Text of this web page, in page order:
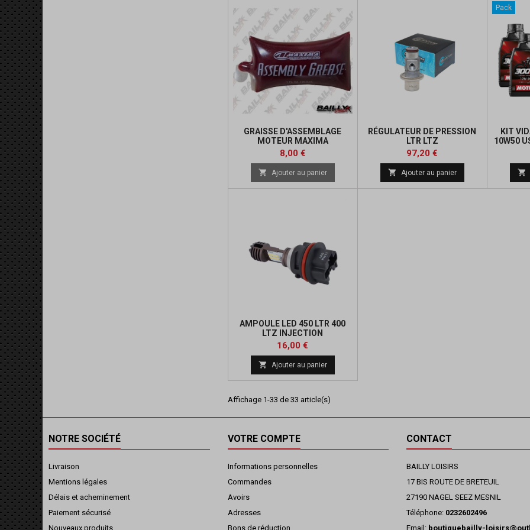
GRAISSE D'ASSEMBLAGE
MOTEUR MAXIMA
Prix
8,00 €
 Ajouter au panier
RÉGULATEUR DE PRESSION
LTR LTZ
Prix
97,20 €
 Ajouter au panier
Pack
KIT
10W50

AMPOULE LED 450 LTR 400
LTZ INJECTION
Prix
16,00 €
 Ajouter au panier
Affichage 1-33 de 33 article(s)
NOTRE SOCIÉTÉ
Livraison
Mentions légales
Délais et acheminement
Paiement sécurisé
Nouveaux produits
VOTRE COMPTE
Informations personnelles
Commandes
Avoirs
Adresses
Bons de réduction
CONTACT
BAILLY LOISIRS
17 BIS ROUTE DE BRETEUIL
27190 NAGEL SEEZ MESNIL
Téléphone: 0232602496
Email: boutiquebailly-